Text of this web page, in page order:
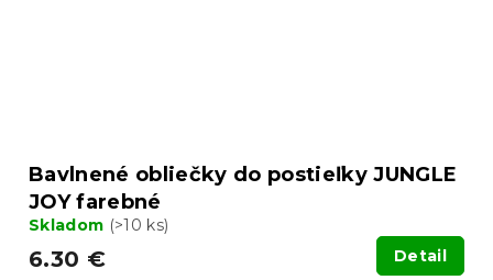
Bavlnené obliečky do postieľky JUNGLE
JOY farebné
Skladom (>10 ks)
6.30 € Detail